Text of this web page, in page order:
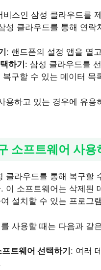
스인 삼성 클라우드를
성 클라우드를 통해 연
: 핸드폰의 설정 앱을 열
하기 : 삼성 클라우드를
복구할 수 있는 데이터 목
용하고 있는 경우에 유
소프트웨어 사용
클라우드를 통해 복구할
이 소프트웨어는 삭제된
설치할 수 있는 프로그
사용할 때는 다음과 같
트웨어 선택하기 : 여러